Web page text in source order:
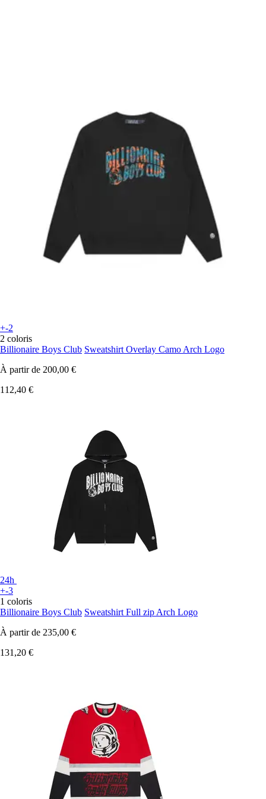
+-2
2 coloris
Billionaire Boys Club Sweatshirt Overlay Camo Arch Logo
À partir de 200,00 €
112,40 €
24h
+-3
1 coloris
Billionaire Boys Club Sweatshirt Full zip Arch Logo
À partir de 235,00 €
131,20 €